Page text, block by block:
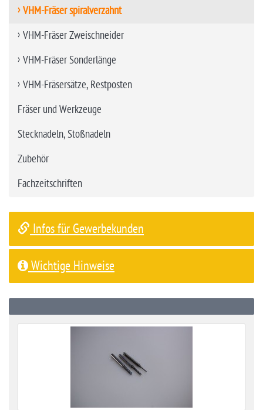
VHM-Fräser spiralverzahnt
VHM-Fräser Zweischneider
VHM-Fräser Sonderlänge
VHM-Fräsersätze, Restposten
Fräser und Werkzeuge
Stecknadeln, Stoßnadeln
Zubehör
Fachzeitschriften
Infos für Gewerbekunden
Wichtige Hinweise